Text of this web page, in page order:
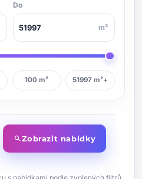
Do
m²
100 m² 51997 m²+
searchZobrazit nabídky